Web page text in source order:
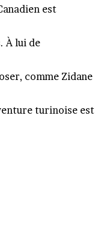
est
À lui de
comme Zidane
turinoise est